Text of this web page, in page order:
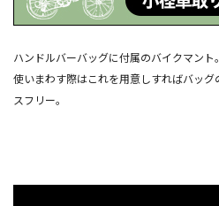
ハンドルバーバッグに付属のバイクマン
使いまわす際はこれを用意しすればバッ
スフリー。